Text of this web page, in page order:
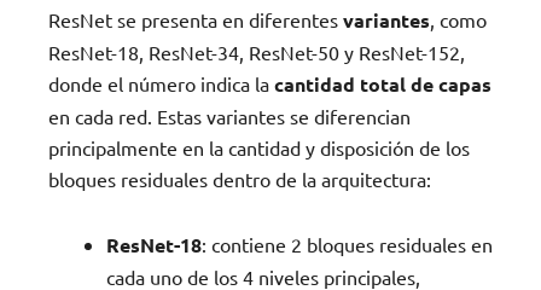
ResNet se presenta en diferentes variantes , como
ResNet-18, ResNet-34, ResNet-50 y ResNet-152,
donde el número indica la cantidad total de capas
en cada red. Estas variantes se diferencian
principalmente en la cantidad y disposición de los
bloques residuales dentro de la arquitectura:
ResNet-18: contiene 2 bloques residuales en
cada uno de los 4 niveles principales,